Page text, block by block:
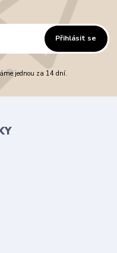
Přihlásit se
jednou za 14 dní.